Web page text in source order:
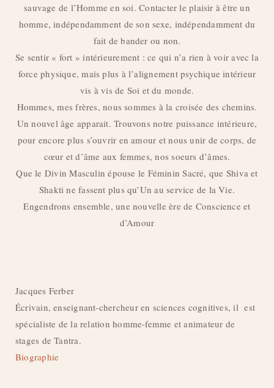
sauvage de l’Homme en soi. Contacter le plaisir à être un
homme, indépendamment de son sexe, indépendamment du
fait de bander ou non.
Se sentir « fort » intérieurement : ce qui n’a rien à voir avec la
force physique, mais plus à l’alignement psychique intérieur
vis à vis de Soi et du monde.
Hommes, mes frères, nous sommes à la croisée des chemins.
Un nouvel âge apparait. Trouvons notre puissance intérieure,
pour encore plus s’ouvrir en amour et nous unir de corps, de
cœur et d’âme aux femmes, nos soeurs d’âmes.
Que le Divin Masculin épouse le Féminin Sacré, que Shiva et
Shakti ne fassent plus qu’Un au service de la Vie.
Engendrons ensemble, une nouvelle ère de Conscience et
d’Amour
Jacques Ferber
Écrivain, enseignant-chercheur en sciences cognitives, il est
spécialiste de la relation homme-femme et animateur de
stages de Tantra.
Biographie